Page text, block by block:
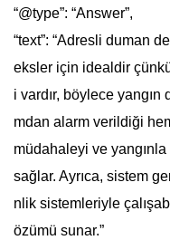
“@type”: “Answer”,
“text”: “Adresli duman
eksler için idealdir
i vardır, böylece
mdan alarm verildiği
müdahaleyi ve yangınla
sağlar. Ayrıca, sistem
nlik sistemleriyle
özümü sunar.”